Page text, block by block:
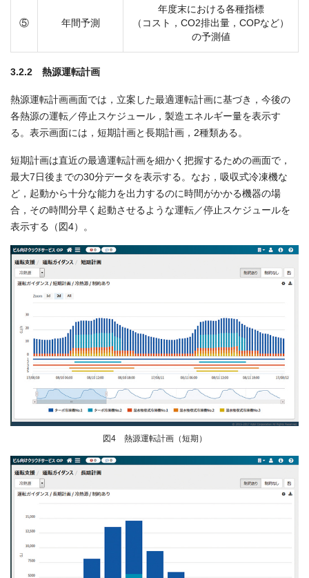
⑤ 年間予測
年度末における各種指標
（コスト，CO2排出量，COPなど）
の予測値
3.2.2 熱源運転計画
熱源運転計画画面では，立案した最適運転計画に基づき，今後の
各熱源の運転／停止スケジュール，製造エネルギー量を表示す
る。表示画面には，短期計画と長期計画，2種類ある。
短期計画は直近の最適運転計画を細かく把握するための画面で，
最大7日後までの30分データを表示する。なお，吸収式冷凍機な
ど，起動から十分な能力を出力するのに時間がかかる機器の場
合，その時間分早く起動させるような運転／停止スケジュールを
表示する（図4）。
図4 熱源運転計画（短期）